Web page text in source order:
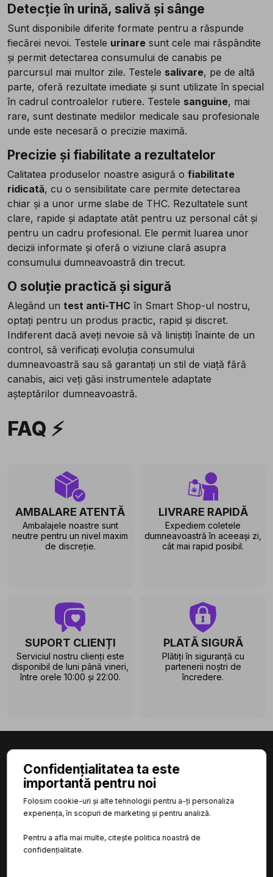
Detecție în urină, salivă și sânge
Sunt disponibile diferite formate pentru a răspunde
fiecărei nevoi. Testele urinare sunt cele mai răspândite
și permit detectarea consumului de canabis pe
parcursul mai multor zile. Testele salivare, pe de altă
parte, oferă rezultate imediate și sunt utilizate în special
în cadrul controalelor rutiere. Testele sanguine, mai
rare, sunt destinate mediilor medicale sau profesionale
unde este necesară o precizie maximă.
Precizie și fiabilitate a rezultatelor
Calitatea produselor noastre asigură o fiabilitate
ridicată, cu o sensibilitate care permite detectarea
chiar și a unor urme slabe de THC. Rezultatele sunt
clare, rapide și adaptate atât pentru uz personal cât și
pentru un cadru profesional. Ele permit luarea unor
decizii informate și oferă o viziune clară asupra
consumului dumneavoastră din trecut.
O soluție practică și sigură
Alegând un test anti-THC în Smart Shop-ul nostru,
optați pentru un produs practic, rapid și discret.
Indiferent dacă aveți nevoie să vă liniștiți înainte de un
control, să verificați evoluția consumului
dumneavoastră sau să garantați un stil de viață fără
canabis, aici veți găsi instrumentele adaptate
așteptărilor dumneavoastră.
FAQ ⚡
AMBALARE ATENTĂ
Ambalajele noastre sunt
neutre pentru un nivel maxim
de discreție.
LIVRARE RAPIDĂ
Expediem coletele
dumneavoastră în aceeași zi,
cât mai rapid posibil.
SUPORT CLIENȚI
Serviciul nostru clienți este
disponibil de luni până vineri,
între orele 10:00 și 22:00.
PLATĂ SIGURĂ
Plătiți în siguranță cu
partenerii noștri de
încredere.
CATEGORII
INFORMAȚII
Confidențialitatea ta este
importantă pentru noi
Folosim cookie-uri și alte tehnologii pentru a-ți personaliza
experiența, în scopuri de marketing și pentru analiză.
Pentru a afla mai multe, citește politica noastră de
confidențialitate.